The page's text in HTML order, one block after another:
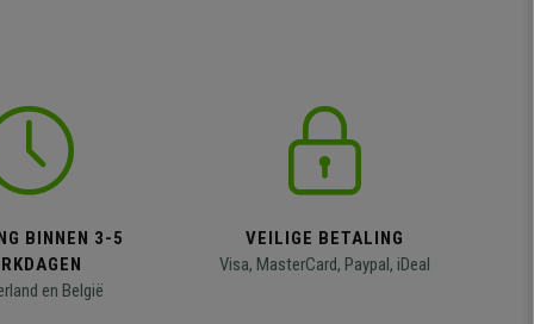
BINNEN 3-5
en België
VEILIGE BETALING
Visa, MasterCard, Paypal, iDeal